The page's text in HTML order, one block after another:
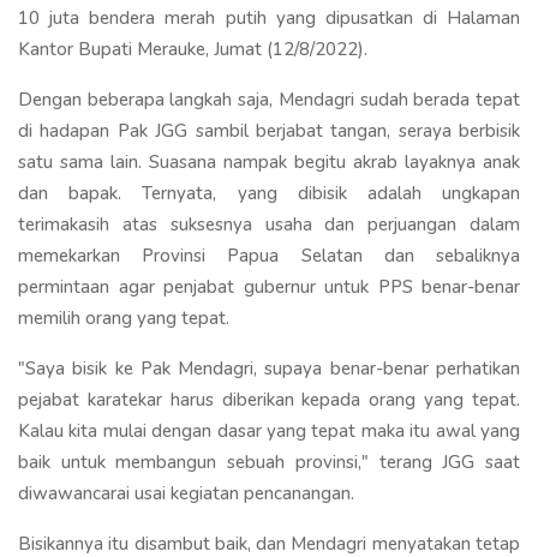
10 juta bendera merah putih yang dipusatkan di Halaman
Kantor Bupati Merauke, Jumat (12/8/2022).
Dengan beberapa langkah saja, Mendagri sudah berada tepat
di hadapan Pak JGG sambil berjabat tangan, seraya berbisik
satu sama lain. Suasana nampak begitu akrab layaknya anak
dan bapak. Ternyata, yang dibisik adalah ungkapan
terimakasih atas suksesnya usaha dan perjuangan dalam
memekarkan Provinsi Papua Selatan dan sebaliknya
permintaan agar penjabat gubernur untuk PPS benar-benar
memilih orang yang tepat.
"Saya bisik ke Pak Mendagri, supaya benar-benar perhatikan
pejabat karatekar harus diberikan kepada orang yang tepat.
Kalau kita mulai dengan dasar yang tepat maka itu awal yang
baik untuk membangun sebuah provinsi," terang JGG saat
diwawancarai usai kegiatan pencanangan.
Bisikannya itu disambut baik, dan Mendagri menyatakan tetap